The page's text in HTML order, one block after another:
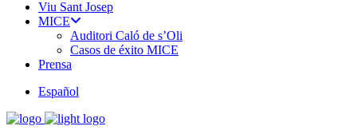
Viu Sant Josep
MICE
Auditori Caló de s’Oli
Casos de éxito MICE
Prensa
Español